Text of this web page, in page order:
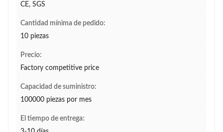
CE, SGS
Cantidad mínima de pedido:
10 piezas
Precio:
Factory competitive price
Capacidad de suministro:
100000 piezas por mes
El tiempo de entrega: